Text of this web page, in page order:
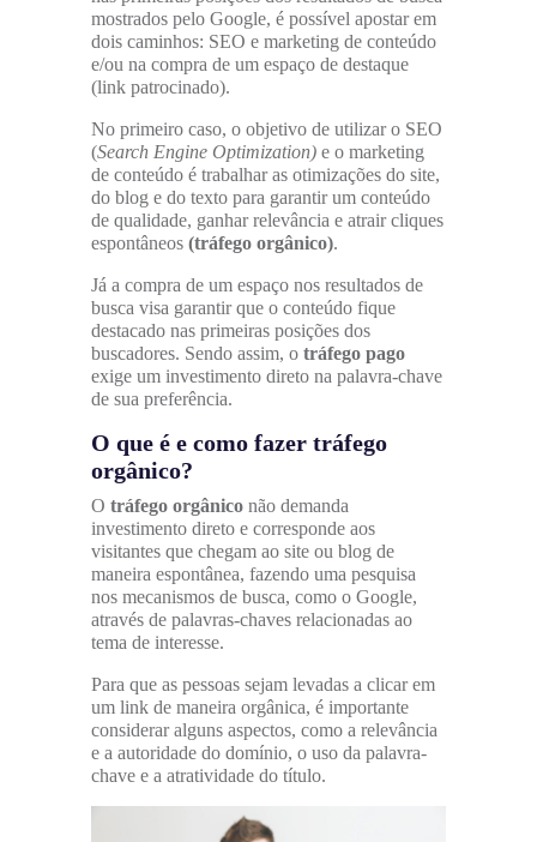
mostrados pelo Google, é possível apostar em
dois caminhos: SEO e marketing de conteúdo
e/ou na compra de um espaço de destaque
(link patrocinado).
No primeiro caso, o objetivo de utilizar o SEO
(Search Engine Optimization) e o marketing
de conteúdo é trabalhar as otimizações do site,
do blog e do texto para garantir um conteúdo
de qualidade, ganhar relevância e atrair cliques
espontâneos (tráfego orgânico).
Já a compra de um espaço nos resultados de
busca visa garantir que o conteúdo fique
destacado nas primeiras posições dos
buscadores. Sendo assim, o tráfego pago
exige um investimento direto na palavra-chave
de sua preferência.
O que é e como fazer tráfego
orgânico?
O tráfego orgânico não demanda
investimento direto e corresponde aos
visitantes que chegam ao site ou blog de
maneira espontânea, fazendo uma pesquisa
nos mecanismos de busca, como o Google,
através de palavras-chaves relacionadas ao
tema de interesse.
Para que as pessoas sejam levadas a clicar em
um link de maneira orgânica, é importante
considerar alguns aspectos, como a relevância
e a autoridade do domínio, o uso da palavra-
chave e a atratividade do título.